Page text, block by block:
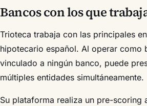
Bancos con los que
Trioteca trabaja con las principales
hipotecario español. Al operar como
vinculado a ningún banco, puede
múltiples entidades simultáneamente.
Su plataforma realiza un pre-scoring